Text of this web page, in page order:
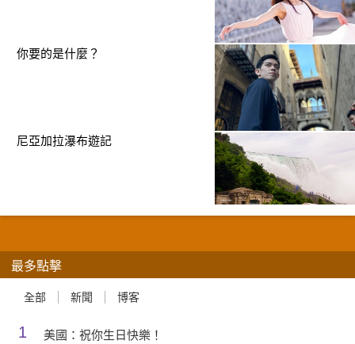
你要的是什麼？
尼亞加拉瀑布遊記
最多點擊
全部 新聞 博客
1 美國：祝你生日快樂！